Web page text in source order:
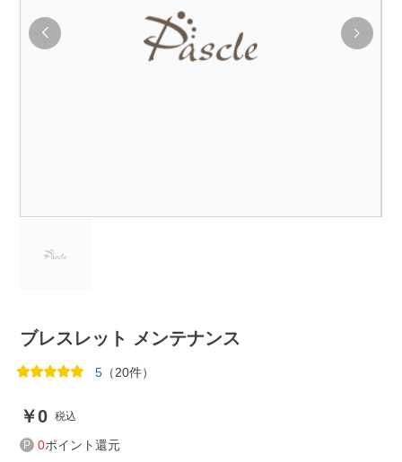
ブレスレット メンテナンス
5 （20件）
0 税込
0ポイント還元